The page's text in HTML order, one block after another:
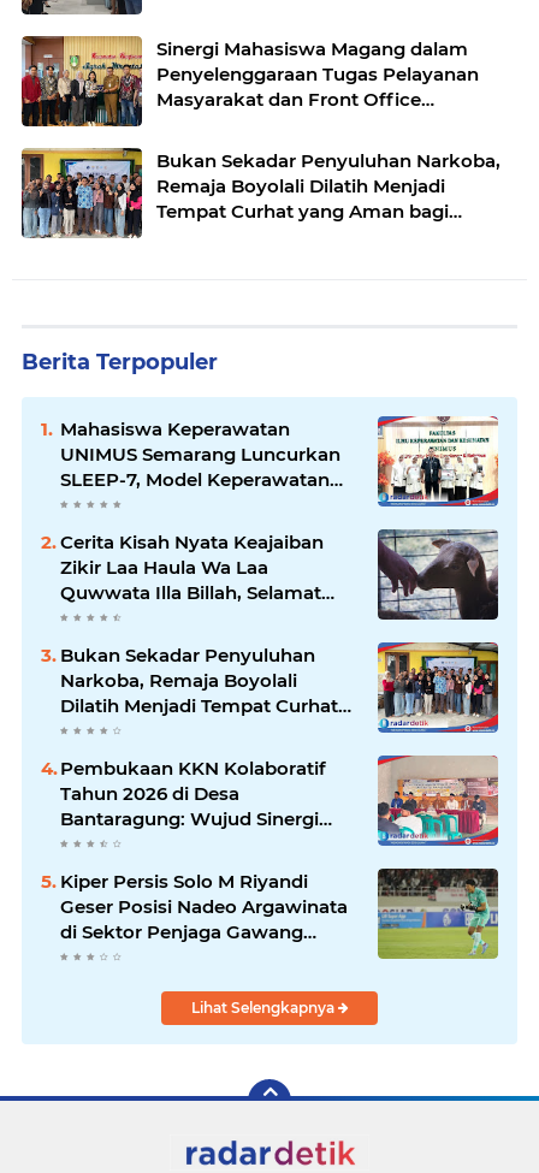
Sinergi Mahasiswa Magang dalam
Penyelenggaraan Tugas Pelayanan
Masyarakat dan Front Office
Bukan Sekadar Penyuluhan Narkoba,
Remaja Boyolali Dilatih Menjadi
Tempat Curhat yang Aman bagi
Berita Terpopuler
Mahasiswa Keperawatan
UNIMUS Semarang Luncurkan
SLEEP-7, Model Keperawatan
Digital Hibrida Berbasis Riset
untuk Tingkatkan Kualitas Tidur
Pasien Hipertensi
Cerita Kisah Nyata Keajaiban
Zikir Laa Haula Wa Laa
Quwwata Illa Billah, Selamat
dan Membawa Ratusan
Kambing
Bukan Sekadar Penyuluhan
Narkoba, Remaja Boyolali
Dilatih Menjadi Tempat Curhat
yang Aman bagi Temannya
Pembukaan KKN Kolaboratif
Tahun 2026 di Desa
Bantaragung: Wujud Sinergi
Perguruan Tinggi dalam
Pemberdayaan Masyarakat
Kiper Persis Solo M Riyandi
Geser Posisi Nadeo Argawinata
di Sektor Penjaga Gawang
Timnas Indonesia
Lihat Selengkapnya